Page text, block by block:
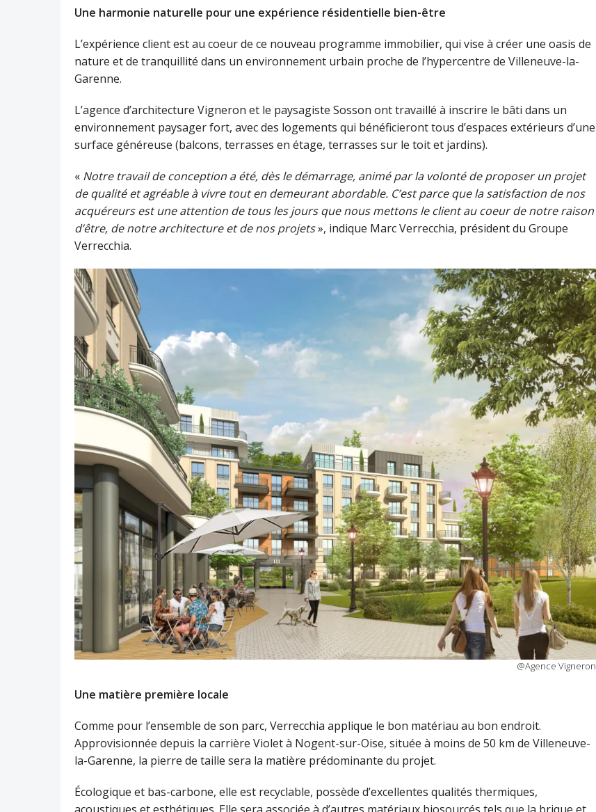
Une harmonie naturelle pour une expérience résidentielle bien-être
L’expérience client est au coeur de ce nouveau programme immobilier, qui vise à créer une oasis de
nature et de tranquillité dans un environnement urbain proche de l’hypercentre de Villeneuve-la-
Garenne.
L’agence d’architecture Vigneron et le paysagiste Sosson ont travaillé à inscrire le bâti dans un
environnement paysager fort, avec des logements qui bénéficieront tous d’espaces extérieurs d’une
surface généreuse (balcons, terrasses en étage, terrasses sur le toit et jardins).
« Notre travail de conception a été, dès le démarrage, animé par la volonté de proposer un projet
de qualité et agréable à vivre tout en demeurant abordable. C’est parce que la satisfaction de nos
acquéreurs est une attention de tous les jours que nous mettons le client au coeur de notre raison
d’être, de notre architecture et de nos projets», indique Marc Verrecchia, président du Groupe
Verrecchia.
@Agence Vigneron
Une matière première locale
Comme pour l’ensemble de son parc, Verrecchia applique le bon matériau au bon endroit.
Approvisionnée depuis la carrière Violet à Nogent-sur-Oise, située à moins de 50 km de Villeneuve-
la-Garenne, la pierre de taille sera la matière prédominante du projet.
Écologique et bas-carbone, elle est recyclable, possède d’excellentes qualités thermiques,